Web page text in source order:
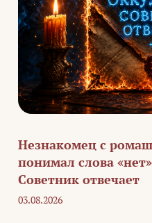
Незнакомец с
понимал слова
Советник отвечает
03.08.2026